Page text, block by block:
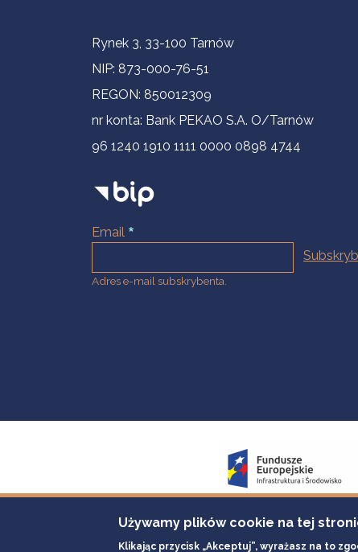
Informacje kontaktowe
Rynek 3, 33-100 Tarnów
NIP: 873-000-76-51
REGON: 850012309
nr konta: Bank PEKAO S.A. O/Tarnów
96 1240 1910 1111 0000 0898 4744
Email
Adres e-mail subskrybenta.
Używamy plików cookie na tej
Klikając przycisk „Akceptuj”, wyrażasz na to